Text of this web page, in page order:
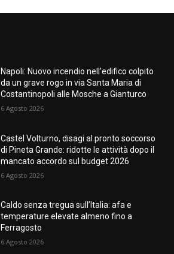
Napoli: Nuovo incendio nell’edifico colpito
da un grave rogo in via Santa Maria di
Costantinopoli alle Mosche a Gianturco
6 Agosto 2026
Castel Volturno, disagi al pronto soccorso
di Pineta Grande: ridotte le attività dopo il
mancato accordo sul budget 2026
6 Agosto 2026
Caldo senza tregua sull’Italia: afa e
temperature elevate almeno fino a
Ferragosto
6 Agosto 2026